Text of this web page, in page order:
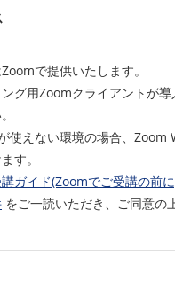
で提供いたします。
グ用Zoomクライアントが導
使えない環境の場合、Zoom
す。
ガイド(Zoomでご受講の前
をご一読いただき、ご同意の